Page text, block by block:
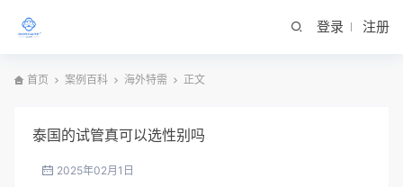
登录 注册
首页 案例百科 海外特需 正文
泰国的试管真可以选性别吗
2025年02月1日